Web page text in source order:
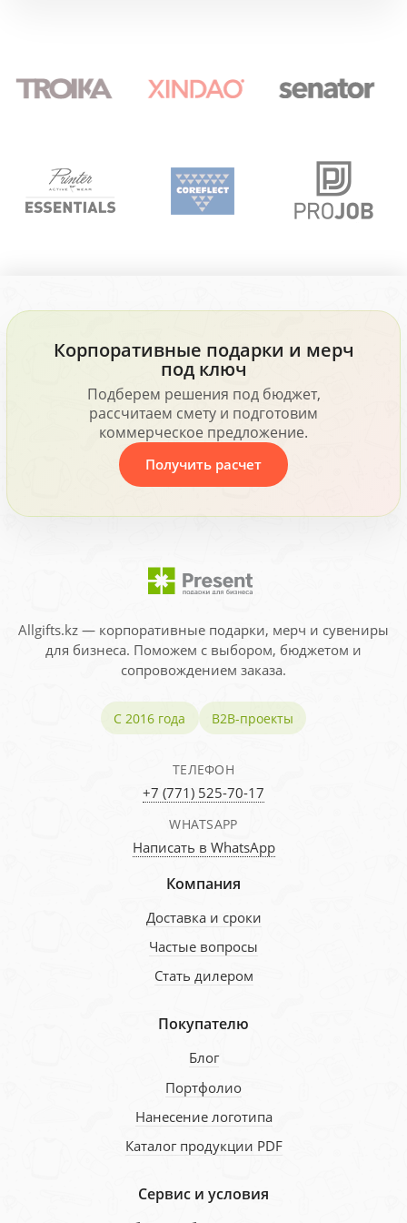
Корпоративные подарки и мерч
под ключ
Подберем решения под бюджет,
рассчитаем смету и подготовим
коммерческое предложение.
Получить расчет
Allgifts.kz — корпоративные подарки, мерч и сувениры
для бизнеса. Поможем с выбором, бюджетом и
сопровождением заказа.
С 2016 года B2B-проекты
ТЕЛЕФОН
+7 (771) 525-70-17
WHATSAPP
Написать в WhatsApp
Компания
Доставка и сроки
Частые вопросы
Стать дилером
Покупателю
Блог
Портфолио
Нанесение логотипа
Каталог продукции PDF
Сервис и условия